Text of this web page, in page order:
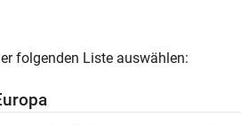
folgenden Liste auswählen: